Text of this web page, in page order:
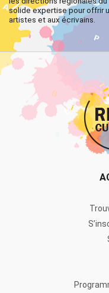
solide expertise pour offrir
artistes et aux écrivains.